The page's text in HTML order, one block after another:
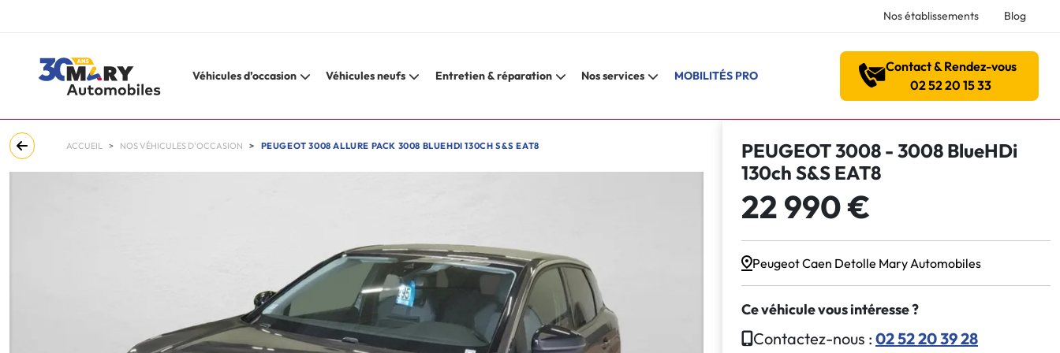
Nos établissements Blog
Véhicules d’occasion Véhicules neufs Entretien & réparation Nos services MOBILITÉS PRO
Contact & Rendez-vous
02 52 20 15 33
ACCUEIL NOS VÉHICULES D'OCCASION PEUGEOT 3008 ALLURE PACK 3008 BLUEHDI 130CH S&S EAT8
PEUGEOT 3008 - 3008 BlueHDi
130ch S&S EAT8
22 990 €
Peugeot Caen Detolle Mary Automobiles
Ce véhicule vous intéresse ?
Contactez-nous : 02 52 20 39 28